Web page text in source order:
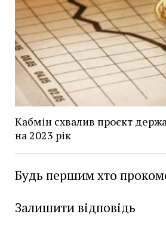
Кабмін схвалив проєкт
на 2023 рік
Будь першим хто
Залишити відповідь